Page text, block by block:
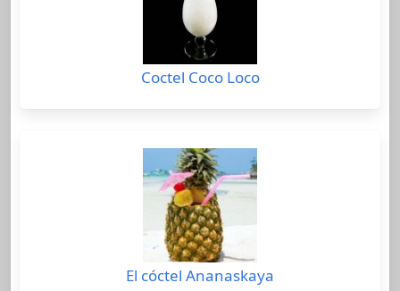
Coctel Coco Loco
El cóctel Ananaskaya